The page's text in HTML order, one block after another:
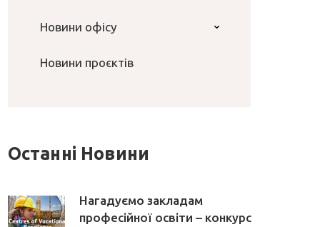
Новини офісу
Новини проєктів
Останні Новини
Нагадуємо закладам
професійної освіти – конкурс